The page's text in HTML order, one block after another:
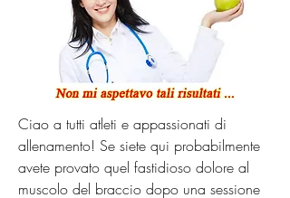
Ciao a tutti atleti e appassionati di
allenamento! Se siete qui probabilmente
avete provato quel fastidioso dolore al
muscolo del braccio dopo una sessione